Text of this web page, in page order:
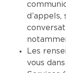
d’appels,
Les
vous